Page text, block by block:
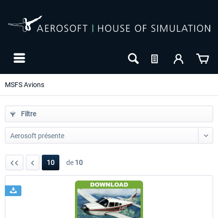
MSFS Avions
Filtre
10 de 10